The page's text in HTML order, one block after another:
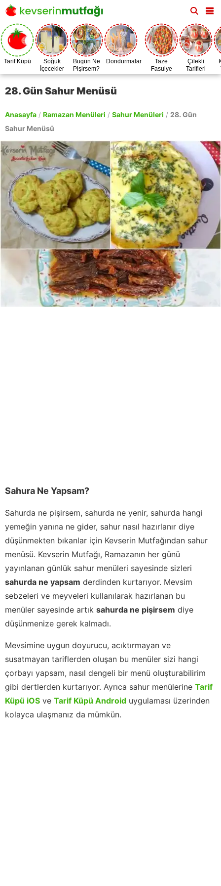
Tarif Küpü
Soğuk
İçecekler
Bugün Ne
Pişirsem?
Dondurmalar
Taze
Fasulye
Zamanı
Çilekli
Tarifleri
28. Gün Sahur Menüsü
Anasayfa / Ramazan Menüleri / Sahur Menüleri / 28. Gün
Sahur Menüsü
Sahura Ne Yapsam?
Sahurda ne pişirsem, sahurda ne yenir, sahurda hangi
yemeğin yanına ne gider, sahur nasıl hazırlanır diye
düşünmekten bıkanlar için Kevserin Mutfağından sahur
menüsü. Kevserin Mutfağı, Ramazanın her günü
yayınlanan günlük sahur menüleri sayesinde sizleri
sahurda ne yapsam derdinden kurtarıyor. Mevsim
sebzeleri ve meyveleri kullanılarak hazırlanan bu
menüler sayesinde artık sahurda ne pişirsem diye
düşünmenize gerek kalmadı.
Mevsimine uygun doyurucu, acıktırmayan ve
susatmayan tariflerden oluşan bu menüler sizi hangi
çorbayı yapsam, nasıl dengeli bir menü oluşturabilirim
gibi dertlerden kurtarıyor. Ayrıca sahur menülerine Tarif
Küpü iOS ve Tarif Küpü Android uygulaması üzerinden
kolayca ulaşmanız da mümkün.